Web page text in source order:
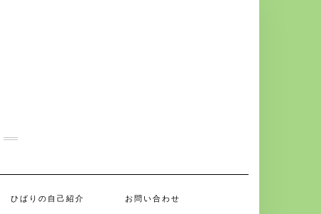
ひばりの自己紹介 お問い合わせ